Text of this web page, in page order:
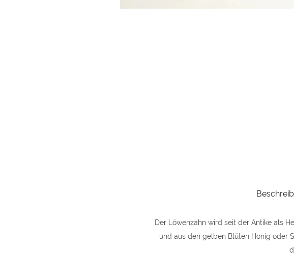
Der Löwenzahn wird seit der Antike als
und aus den gelben Blüten Honig oder